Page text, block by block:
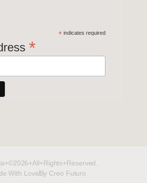
* indicates required
*
With LoveBy Creo Futuro